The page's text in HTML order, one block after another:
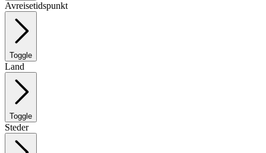
Avreisetidspunkt
Toggle
Land
Toggle
Steder